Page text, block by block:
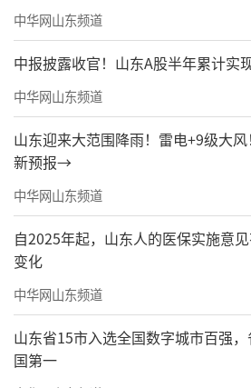
育高水平学术成果、打造复
力区域产业链供应链高质量
链安全战略贡献恒星力量。
中华网山东频道
中报披露收官！山东A股半年累计实
中华网山东频道
山东迎来大范围降雨！雷电+9级大
新预报→
中华网山东频道
自2025年起，山东人的医保实施意
变化
中华网山东频道
山东省15市入选全国数字城市百强
国第一